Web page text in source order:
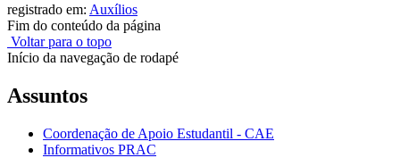
registrado em: Auxílios
Fim do conteúdo da página
Voltar para o topo
Início da navegação de rodapé
Assuntos
Coordenação de Apoio Estudantil - CAE
Informativos PRAC